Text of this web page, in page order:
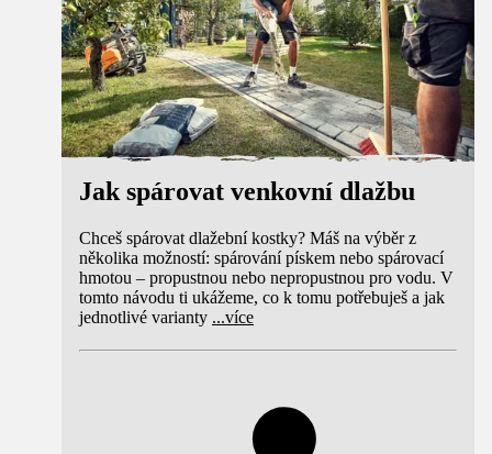
Jak spárovat venkovní dlažbu
Chceš spárovat dlažební kostky? Máš na výběr z
několika možností: spárování pískem nebo spárovací
hmotou – propustnou nebo nepropustnou pro vodu. V
tomto návodu ti ukážeme, co k tomu potřebuješ a jak
jednotlivé varianty ...více